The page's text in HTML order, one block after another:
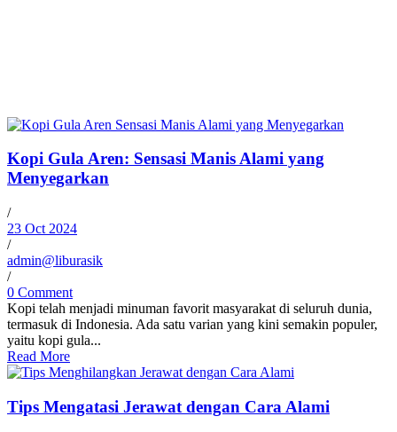
Kopi Gula Aren: Sensasi Manis Alami yang
Menyegarkan
/
23 Oct 2024
/
admin@liburasik
/
0 Comment
Kopi telah menjadi minuman favorit masyarakat di seluruh dunia,
termasuk di Indonesia. Ada satu varian yang kini semakin populer,
yaitu kopi gula...
Read More
Tips Mengatasi Jerawat dengan Cara Alami